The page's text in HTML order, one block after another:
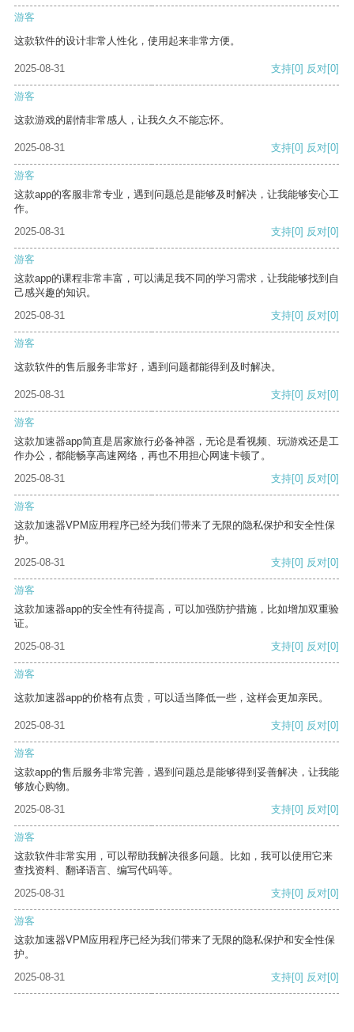
游客
这款软件的设计非常人性化，使用起来非常方便。
2025-08-31 支持[0] 反对[0]
游客
这款游戏的剧情非常感人，让我久久不能忘怀。
2025-08-31 支持[0] 反对[0]
游客
这款app的客服非常专业，遇到问题总是能够及时解决，让我能够安心工
作。
2025-08-31
支持[0] 反对[0]
游客
这款app的课程非常丰富，可以满足我不同的学习需求，让我能够找到自
己感兴趣的知识。
2025-08-31
支持[0] 反对[0]
游客
这款软件的售后服务非常好，遇到问题都能得到及时解决。
2025-08-31 支持[0] 反对[0]
游客
这款加速器app简直是居家旅行必备神器，无论是看视频、玩游戏还是工
作办公，都能畅享高速网络，再也不用担心网速卡顿了。
2025-08-31
支持[0] 反对[0]
游客
这款加速器VPM应用程序已经为我们带来了无限的隐私保护和安全性保
护。
2025-08-31
支持[0] 反对[0]
游客
这款加速器app的安全性有待提高，可以加强防护措施，比如增加双重验
证。
2025-08-31
支持[0] 反对[0]
游客
这款加速器app的价格有点贵，可以适当降低一些，这样会更加亲民。
2025-08-31 支持[0] 反对[0]
游客
这款app的售后服务非常完善，遇到问题总是能够得到妥善解决，让我能
够放心购物。
2025-08-31
支持[0] 反对[0]
游客
这款软件非常实用，可以帮助我解决很多问题。比如，我可以使用它来
查找资料、翻译语言、编写代码等。
2025-08-31
支持[0] 反对[0]
游客
这款加速器VPM应用程序已经为我们带来了无限的隐私保护和安全性保
护。
2025-08-31
支持[0] 反对[0]